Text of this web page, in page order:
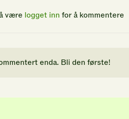
være logget inn for å kommentere
enda. Bli den første!